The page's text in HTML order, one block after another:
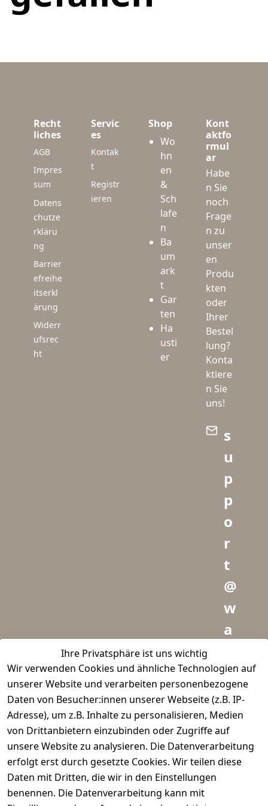
Ihre Privatsphäre ist uns wichtig
Wir verwenden Cookies und ähnliche Technologien auf
unserer Website und verarbeiten personenbezogene
Daten von Besucher:innen unserer Webseite (z.B. IP-
Adresse), um z.B. Inhalte zu personalisieren, Medien
von Drittanbietern einzubinden oder Zugriffe auf
unsere Website zu analysieren. Die Datenverarbeitung
erfolgt erst durch gesetzte Cookies. Wir teilen diese
Daten mit Dritten, die wir in den Einstellungen
benennen. Die Datenverarbeitung kann mit
Recht
liches
AGB
Impres
sum
Datens
chutze
rkläru
ng
Barrier
efreihe
itserkl
ärung
Widerr
ufsrec
ht
Servic
es
Kontak
t
Registr
ieren
Shop
Wo
hn
en
&
Sch
lafe
n
Ba
um
ark
t
Gar
ten
Ha
usti
er
Kont
aktfo
rmul
ar
Habe
n Sie
noch
Frage
n zu
unser
en
Produ
kten
oder
Ihrer
Bestel
lung?
Konta
ktiere
n Sie
uns!
s
u
p
p
o
r
t
@
w
a
d
m
e
i
s